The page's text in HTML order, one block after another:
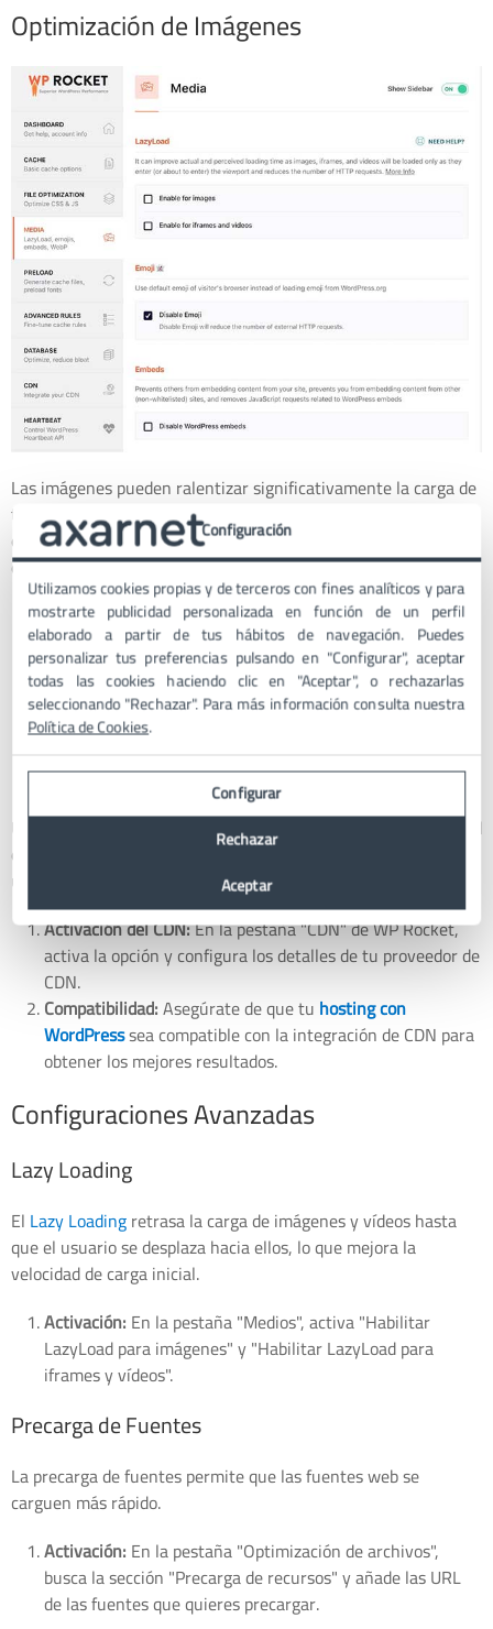
Optimización de Imágenes
Las imágenes pueden ralentizar significativamente la carga de
tu sitio. WP Rocket ofrece integración con plugins de
optimización de imágenes como Imagify para reducir el tamaño
de las imágenes sin perder calidad.
Instalación de Imagify:Ve a "Plugins" > "Añadir nuevo" y
busca "Imagify". Instálalo y actívalo.
Optimización Automática:Configura Imagify para
optimizar automáticamente las nuevas imágenes que
subas a tu sitio.
Integración con CDN
Un CDN (Content Delivery Network) puede mejorar la velocidad
de carga al distribuir tu contenido a través de servidores
ubicados en diferentes partes del mundo.
Activación del CDN:En la pestaña "CDN" de WP Rocket,
activa la opción y configura los detalles de tu proveedor de
CDN.
Compatibilidad:Asegúrate de que tu hosting con
WordPresssea compatible con la integración de CDN para
obtener los mejores resultados.
Configuraciones Avanzadas
Lazy Loading
El Lazy Loadingretrasa la carga de imágenes y vídeos hasta
que el usuario se desplaza hacia ellos, lo que mejora la
velocidad de carga inicial.
Activación: En la pestaña "Medios", activa "Habilitar
LazyLoad para imágenes" y "Habilitar LazyLoad para
iframes y vídeos".
Precarga de Fuentes
La precarga de fuentes permite que las fuentes web se
carguen más rápido.
Activación: En la pestaña "Optimización de archivos",
busca la sección "Precarga de recursos" y añade las URL
de las fuentes que quieres precargar.
Configuración
Utilizamos cookies propias y de terceros con fines analíticos y para
mostrarte publicidad personalizada en función de un perfil
elaborado a partir de tus hábitos de navegación. Puedes
personalizar tus preferencias pulsando en "Configurar", aceptar
todas las cookies haciendo clic en "Aceptar", o rechazarlas
seleccionando "Rechazar". Para más información consulta nuestra
Política de Cookies.
Configurar
Rechazar
Aceptar